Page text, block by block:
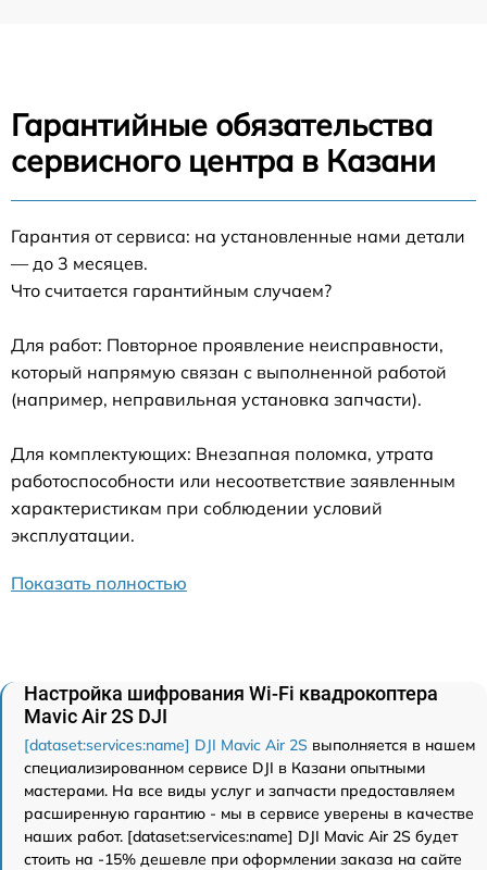
Гарантийные обязательства
сервисного центра в Казани
Гарантия от сервиса: на установленные нами детали
— до 3 месяцев.
Что считается гарантийным случаем?
Для работ: Повторное проявление неисправности,
который напрямую связан с выполненной работой
(например, неправильная установка запчасти).
Для комплектующих: Внезапная поломка, утрата
работоспособности или несоответствие заявленным
характеристикам при соблюдении условий
эксплуатации.
Показать полностью
Настройка шифрования Wi-Fi квадрокоптера
Mavic Air 2S DJI
[dataset:services:name] DJI Mavic Air 2S выполняется в нашем
специализированном сервисе DJI в Казани опытными
мастерами. На все виды услуг и запчасти предоставляем
расширенную гарантию - мы в сервисе уверены в качестве
наших работ. [dataset:services:name] DJI Mavic Air 2S будет
стоить на -15% дешевле при оформлении заказа на сайте